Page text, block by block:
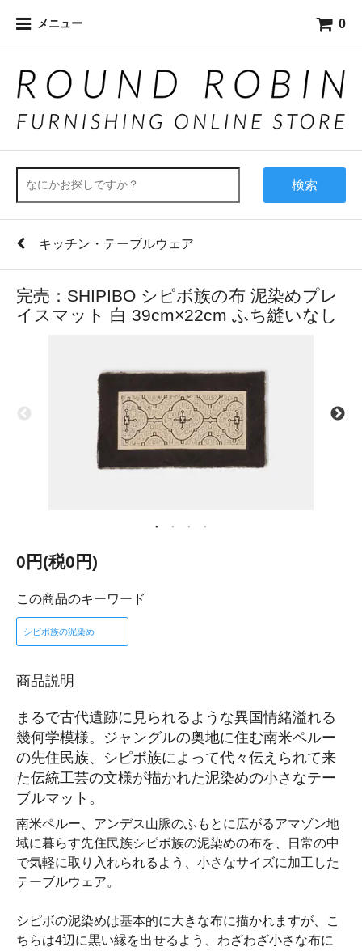
メニュー 0
検索
キッチン・テーブルウェア
完売：SHIPIBO シピボ族の布 泥染めプレ
イスマット 白 39cm×22cm ふち縫いなし
0円(税0円)
この商品のキーワード
シピボ族の泥染め
商品説明
まるで古代遺跡に見られるような異国情緒溢れる
幾何学模様。ジャングルの奥地に住む南米ペルー
の先住民族、シピボ族によって代々伝えられて来
た伝統工芸の文様が描かれた泥染めの小さなテー
ブルマット。
南米ペルー、アンデス山脈のふもとに広がるアマゾン地
域に暮らす先住民族シピボ族の泥染めの布を、日常の中
で気軽に取り入れられるよう、小さなサイズに加工した
テーブルウェア。
シピボの泥染めは基本的に大きな布に描かれますが、こ
ちらは4辺に黒い縁を出せるよう、わざわざ小さな布に